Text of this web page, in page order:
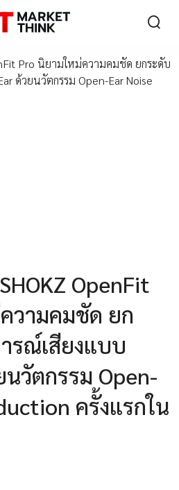
OpenFit
วามคมชัด ยก
รณ์เสียงแบบ
นวัตกรรม Open-
ครั้งแรกใน